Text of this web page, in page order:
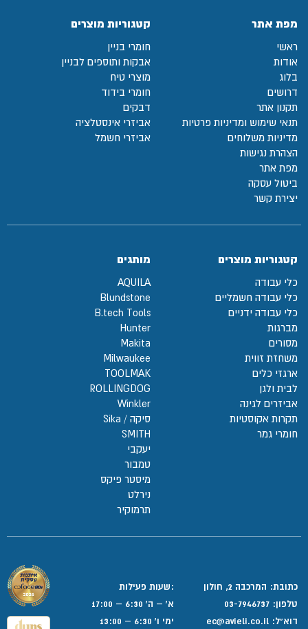
מפת אתר
ראשי
אודות
בלוג
דרושים
תקנון אתר
תנאי שימוש ומדיניות פרטיות
מדיניות משלוחים
הצהרת נגישות
מפת אתר
ביטול עסקה
יצירת קשר
קטגוריות מוצרים
חומרי בניין
אבקות ותוספים לבניין
מוצרי טיח
חומרי בידוד
דבקים
אביזרי אינסטלציה
אביזרי חשמל
קטגוריות מוצרים
כלי עבודה
כלי עבודה חשמליים
כלי עבודה ידניים
מברגות
מסורים
משחזת זווית
ארגזי כלים
לבית ולגן
אביזרים לגינה
תקרות אקוסטיות
חומרי גמר
מותגים
AQUILA
Blundstone
B.tech Tools
Hunter
Makita
Milwaukee
TOOLMAK
ROLLINGDOG
Winkler
סיקה / Sika
SMITH
יעקבי
טמבור
מיסטר פיקס
נירלט
תרמוקיר
כתובת: המרכבה 2, חולון
טלפון: 03-7946737
דוא”ל:
:שעות פעילות
א' – ה' 6:30 – 17:00
ימי ו' 6:30 – 13:00